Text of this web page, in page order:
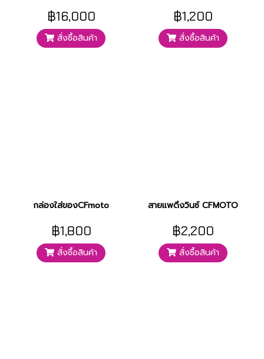
฿16,000
สั่งซื้อสินค้า
฿1,200
สั่งซื้อสินค้า
กล่องใส่ของCFmoto
฿1,800
สั่งซื้อสินค้า
สายแพดึงวินซ์ CFMOTO
฿2,200
สั่งซื้อสินค้า